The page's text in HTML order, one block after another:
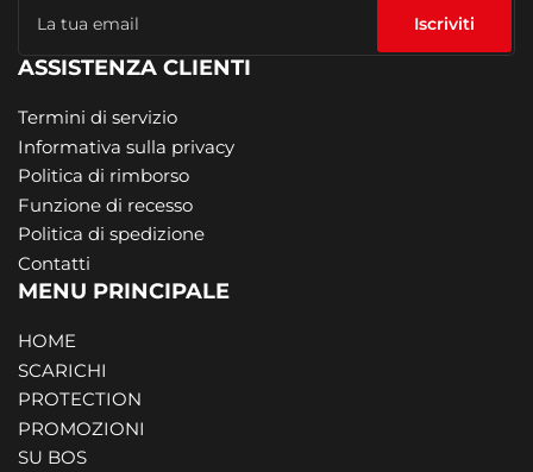
tua
Iscriviti
ASSISTENZA CLIENTI
Termini di servizio
Informativa sulla privacy
Politica di rimborso
Funzione di recesso
Politica di spedizione
Contatti
MENU PRINCIPALE
HOME
SCARICHI
PROTECTION
PROMOZIONI
SU BOS